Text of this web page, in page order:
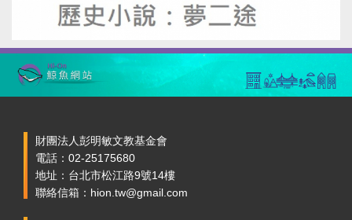
財團法人彭明敏文教基金會
電話：02-25175680
地址：台北市松江路9號14樓
聯絡信箱：hion.tw@gmail.com